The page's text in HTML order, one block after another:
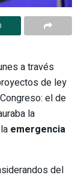
a través
de ley
el de
la
emergencia
del